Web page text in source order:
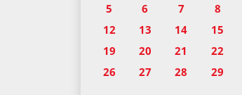
5
6 7 8
12
13 14 15
19
20 21 22
26
27 28 29